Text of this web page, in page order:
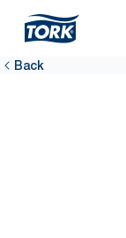
Back